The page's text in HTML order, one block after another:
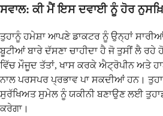
ਸਵਾਲ: ਕੀ ਮੈਂ ਇਸ ਦਵਾਈ ਨੂੰ ਹੋਰ
ਤੁਹਾਨੂੰ ਹਮੇਸ਼ਾ ਆਪਣੇ ਡਾਕਟਰ ਨੂੰ ਉਨ੍ਹਾਂ
ਬੂਟੀਆਂ ਬਾਰੇ ਦੱਸਣਾ ਚਾਹੀਦਾ ਹੈ ਜੋ ਤੁਸੀਂ ਲੈ
ਵਿੱਚ ਮੌਜੂਦ ਤੱਤਾਂ, ਖਾਸ ਕਰਕੇ ਐਟ੍ਰੋਪੀਨ ਅਤੇ
ਨਾਲ ਪਰਸਪਰ ਪ੍ਰਭਾਵ ਪਾ ਸਕਦੀਆਂ ਹਨ।
ਸੁਰੱਖਿਅਤ ਸੁਮੇਲ ਨੂੰ ਯਕੀਨੀ ਬਣਾਉਣ ਲਈ
ਕਰੇਗਾ।